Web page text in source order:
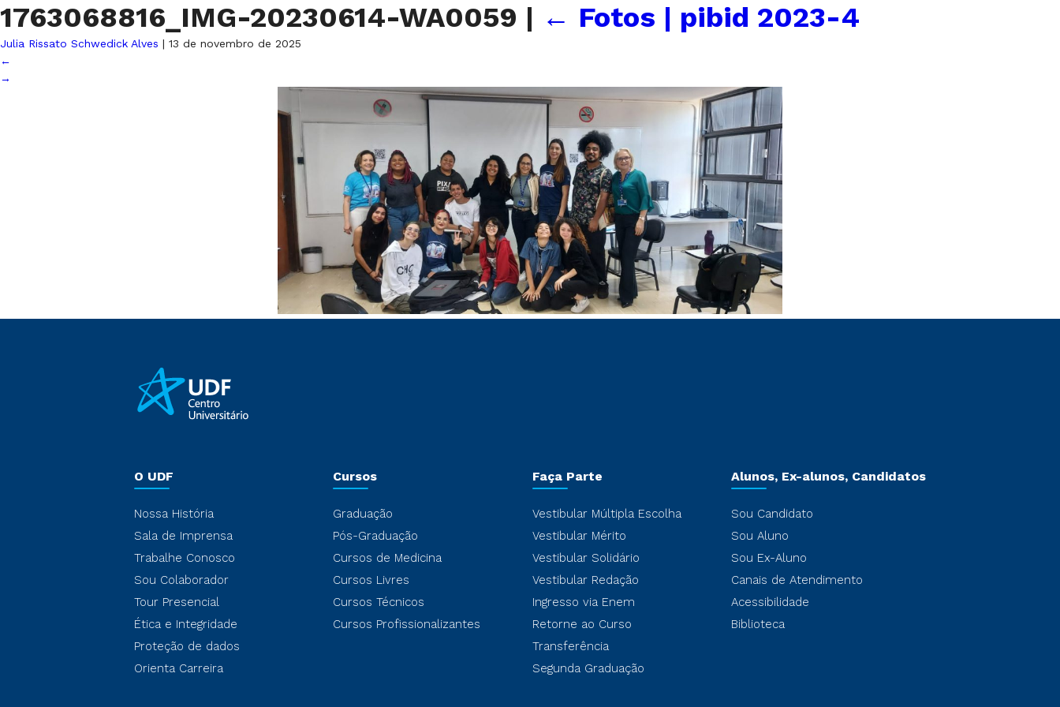
1763068816_IMG-20230614-WA0059 | ← Fotos | pibid 2023-4
Julia Rissato Schwedick Alves | 13 de novembro de 2025
←
→
O UDF
Nossa História
Sala de Imprensa
Trabalhe Conosco
Sou Colaborador
Tour Presencial
Ética e Integridade
Proteção de dados
Orienta Carreira
Cursos
Graduação
Pós-Graduação
Cursos de Medicina
Cursos Livres
Cursos Técnicos
Cursos Profissionalizantes
Faça Parte
Vestibular Múltipla Escolha
Vestibular Mérito
Vestibular Solidário
Vestibular Redação
Ingresso via Enem
Retorne ao Curso
Transferência
Segunda Graduação
Alunos, Ex-alunos, Candidatos
Sou Candidato
Sou Aluno
Sou Ex-Aluno
Canais de Atendimento
Acessibilidade
Biblioteca